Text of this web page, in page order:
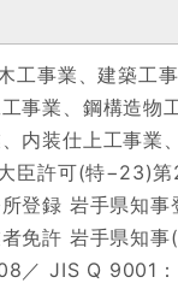
工事業、建築工
事業、鋼構造物
内装仕上工事業
臣許可(特−23)
登録 岩手県知
免許 岩手県知
／ JIS Q 9001